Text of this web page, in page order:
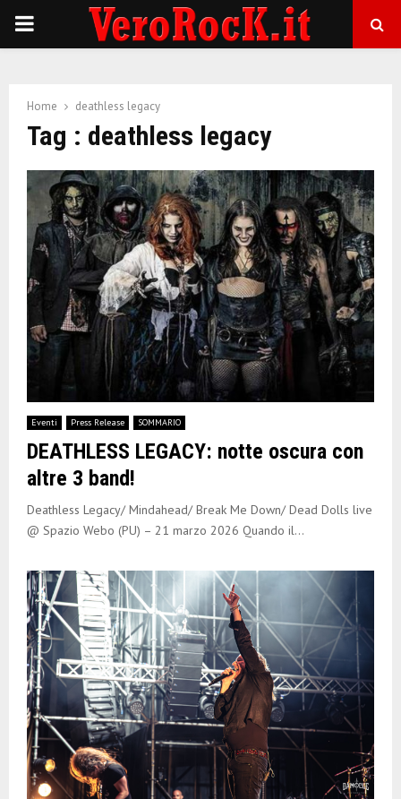
P
M
A
M
N
U
Home deathless legacy
Tag : deathless legacy
Eventi Press Release SOMMARIO
DEATHLESS LEGACY: notte oscura con
altre 3 band!
Deathless Legacy/ Mindahead/ Break Me Down/ Dead Dolls live
@ Spazio Webo (PU) – 21 marzo 2026 Quando il...